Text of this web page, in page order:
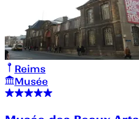
Reims
Musée